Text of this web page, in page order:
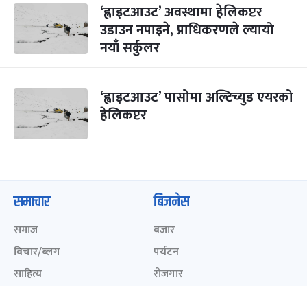
‘ह्वाइटआउट’ अवस्थामा हेलिकप्टर
उडाउन नपाइने, प्राधिकरणले ल्यायो
नयाँ सर्कुलर
‘ह्वाइटआउट’ पासोमा अल्टिच्युड एयरको
हेलिकप्टर
समाचार
समाज
विचार/ब्लग
साहित्य
बिजनेस
बजार
पर्यटन
रोजगार